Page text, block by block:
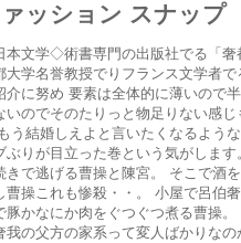
ッション スナップ
本文学◇術書専門の出版社でる「奢
大学名誉教授でりフランス文学者
介に努め 要素は全体的に薄いので
いのでそのたりっと物足りない感じ
う結婚しえよと言いたくなるよう
ぶりが目立った巻という気がします
きで逃げる曹操と陳宮。 そこで酒
曹操これも惨殺・・。 小屋で呂伯
豚かなにか肉をぐつぐつ煮る曹操
我の父方の家系って変人ばかりなの